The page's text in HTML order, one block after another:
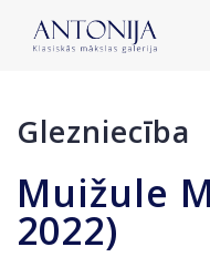
Glezniecība
Muižule
2022)